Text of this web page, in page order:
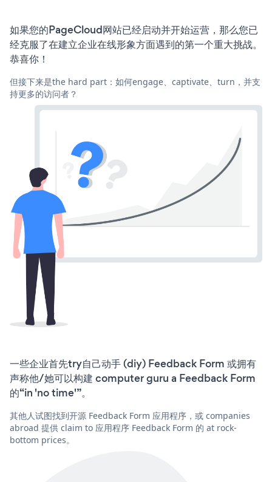
如果您的PageCloud网站已经启动并开始运营，那么您已
经克服了在建立企业在线形象方面遇到的第一个重大挑战。
恭喜你！
但接下来是the hard part：如何engage、captivate、turn，并支
持更多的访问者？
一些企业首先try自己动手 (diy) Feedback Form 或拥有
声称他/她可以构建 computer guru a Feedback Form
的“in 'no time'”。
其他人试图找到开源 Feedback Form 应用程序，或 companies
abroad 提供 claim to 应用程序 Feedback Form 的 at rock-
bottom prices。